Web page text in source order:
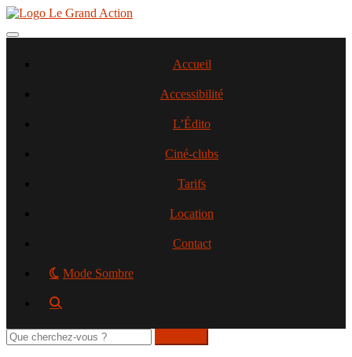
Aller
contenu
Toggle navigation
Accueil
Accessibilité
L’Édito
Ciné-clubs
Tarifs
Location
Contact
Mode Sombre
Rechercher
sur